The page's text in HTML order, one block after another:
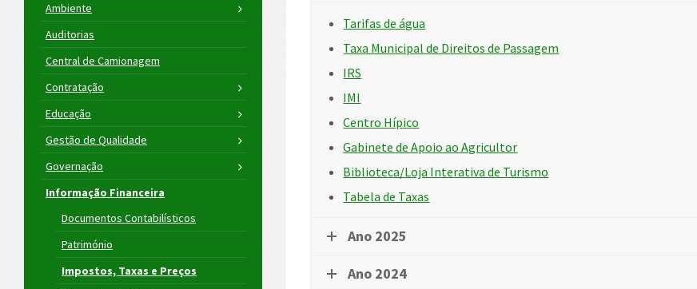
Tarifas de água
Taxa Municipal de Direitos de Passagem
IRS
IMI
Centro Hípico
Gabinete de Apoio ao Agricultor
Biblioteca/Loja Interativa de Turismo
Tabela de Taxas
Ano 2025
Ano 2024
Ambiente
Auditorias
Central de Camionagem
Contratação
Educação
Gestão de Qualidade
Governação
Informação Financeira
Documentos Contabilísticos
Património
Impostos, Taxas e Preços